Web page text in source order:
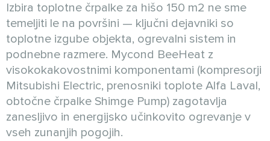
Izbira toplotne črpalke za hišo 150 m2 ne sme
temeljiti le na površini — ključni dejavniki so
toplotne izgube objekta, ogrevalni sistem in
podnebne razmere. Mycond BeeHeat z
visokokakovostnimi komponentami (kompresorji
Mitsubishi Electric, prenosniki toplote Alfa Laval,
obtočne črpalke Shimge Pump) zagotavlja
zanesljivo in energijsko učinkovito ogrevanje v
vseh zunanjih pogojih.